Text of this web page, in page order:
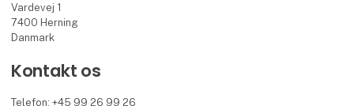
Vardevej 1
7400 Herning
Danmark
Kontakt os
Telefon: +45 99 26 99 26